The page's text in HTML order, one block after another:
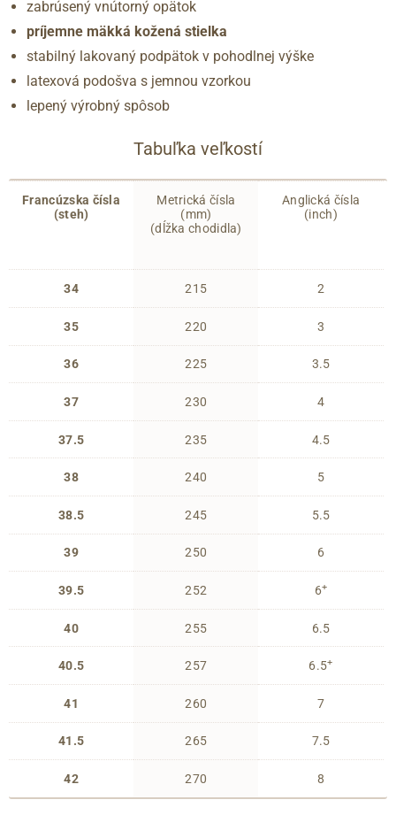
zabrúsený vnútorný opätok
príjemne mäkká kožená stielka
stabilný lakovaný podpätok v pohodlnej výške
latexová podošva s jemnou vzorkou
lepený výrobný spôsob
Tabuľka veľkostí
Francúzska čísla
(steh)
34
35
36
37
37.5
38
38.5
39
39.5
40
40.5
41
41.5
42
Metrická čísla
(mm)
(dĺžka chodidla)
215
220
225
230
235
240
245
250
252
255
257
260
265
270
Anglická čísla
(inch)
2
3
3.5
4
4.5
5
5.5
6
6+
6.5
6.5+
7
7.5
8